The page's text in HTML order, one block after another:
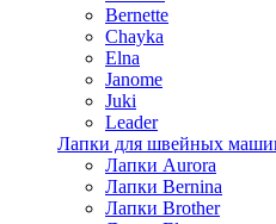
Bernette
Chayka
Elna
Janome
Juki
Leader
Лапки для швейных
Лапки Aurora
Лапки Bernina
Лапки Brother